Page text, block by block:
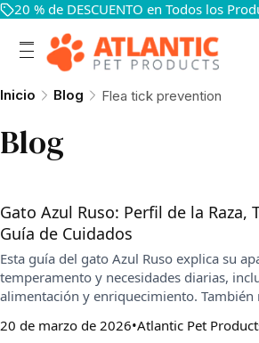
Inicio Blog Flea tick prevention
Blog
Gato Azul Ruso: Perfil de la Raza,
Guía de Cuidados
Esta guía del gato Azul Ruso explica su
temperamento y necesidades diarias,
alimentación y enriquecimiento. También
estable y adecuada en casa.
20 de marzo de 2026 Atlantic Pet